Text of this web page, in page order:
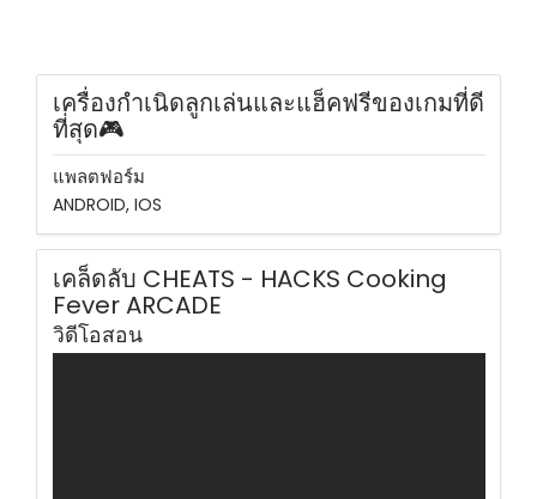
เครื่องกำเนิดลูกเล่นและแฮ็คฟรีของเกมที่ดี
ที่สุด🎮
แพลตฟอร์ม
ANDROID, IOS
เคล็ดลับ CHEATS - HACKS Cooking
Fever ARCADE
วิดีโอสอน